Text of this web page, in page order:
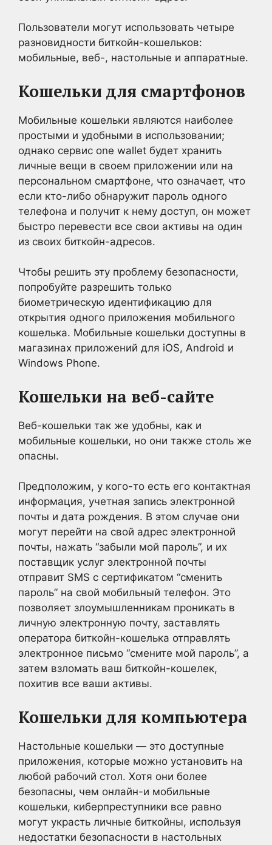
Пользователи могут использовать четыре
разновидности биткойн-кошельков:
мобильные, веб-, настольные и аппаратные.
Кошельки для смартфонов
Мобильные кошельки являются наиболее
простыми и удобными в использовании;
однако сервис one wallet будет хранить
личные вещи в своем приложении или на
персональном смартфоне, что означает, что
если кто-либо обнаружит пароль одного
телефона и получит к нему доступ, он может
быстро перевести все свои активы на один
из своих биткойн-адресов.
Чтобы решить эту проблему безопасности,
попробуйте разрешить только
биометрическую идентификацию для
открытия одного приложения мобильного
кошелька. Мобильные кошельки доступны в
магазинах приложений для iOS, Android и
Windows Phone.
Кошельки на веб-сайте
Веб-кошельки так же удобны, как и
мобильные кошельки, но они также столь же
опасны.
Предположим, у кого-то есть его контактная
информация, учетная запись электронной
почты и дата рождения. В этом случае они
могут перейти на свой адрес электронной
почты, нажать “забыли мой пароль”, и их
поставщик услуг электронной почты
отправит SMS с сертификатом “сменить
пароль” на свой мобильный телефон. Это
позволяет злоумышленникам проникать в
личную электронную почту, заставлять
оператора биткойн-кошелька отправлять
электронное письмо “смените мой пароль”, а
затем взломать ваш биткойн-кошелек,
похитив все ваши активы.
Кошельки для компьютера
Настольные кошельки — это доступные
приложения, которые можно установить на
любой рабочий стол. Хотя они более
безопасны, чем онлайн-и мобильные
кошельки, киберпреступники все равно
могут украсть личные биткойны, используя
недостатки безопасности в настольных